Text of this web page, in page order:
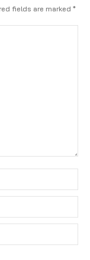
fields are marked *